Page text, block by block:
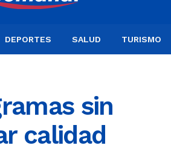
DEPORTES SALUD TURISMO
sin
calidad